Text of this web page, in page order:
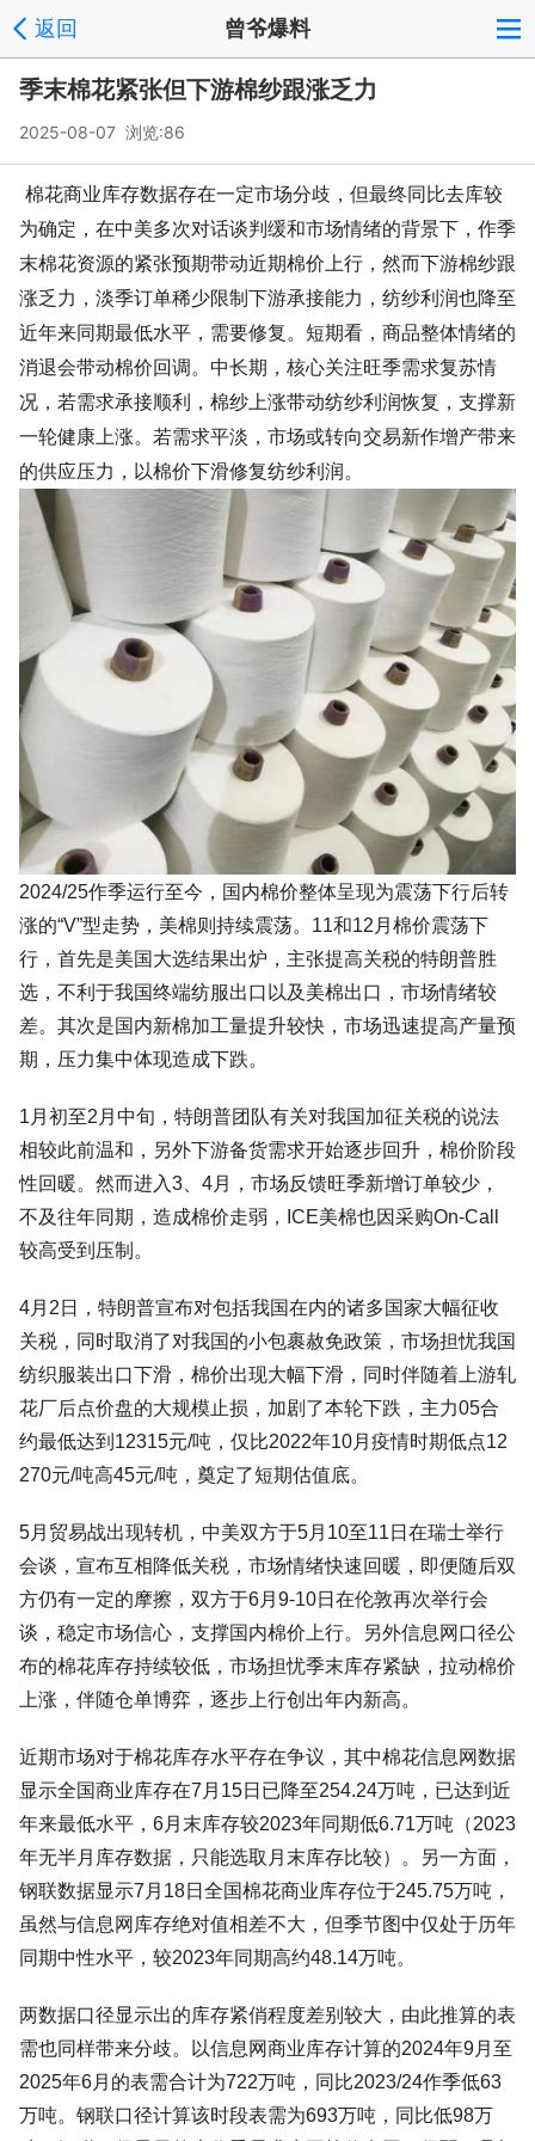
返回 曾爷爆料
季末棉花紧张但下游棉纱跟涨乏力
2025-08-07 浏览:86
棉花商业库存数据存在一定市场分歧，但最终同比去库较
为确定，在中美多次对话谈判缓和市场情绪的背景下，作季
末棉花资源的紧张预期带动近期棉价上行，然而下游棉纱跟
涨乏力，淡季订单稀少限制下游承接能力，纺纱利润也降至
近年来同期最低水平，需要修复。短期看，商品整体情绪的
消退会带动棉价回调。中长期，核心关注旺季需求复苏情
况，若需求承接顺利，棉纱上涨带动纺纱利润恢复，支撑新
一轮健康上涨。若需求平淡，市场或转向交易新作增产带来
的供应压力，以棉价下滑修复纺纱利润。
2024/25作季运行至今，国内棉价整体呈现为震荡下行后转
涨的“V”型走势，美棉则持续震荡。11和12月棉价震荡下
行，首先是美国大选结果出炉，主张提高关税的特朗普胜
选，不利于我国终端纺服出口以及美棉出口，市场情绪较
差。其次是国内新棉加工量提升较快，市场迅速提高产量预
期，压力集中体现造成下跌。
1月初至2月中旬，特朗普团队有关对我国加征关税的说法
相较此前温和，另外下游备货需求开始逐步回升，棉价阶段
性回暖。然而进入3、4月，市场反馈旺季新增订单较少，
不及往年同期，造成棉价走弱，ICE美棉也因采购On-Call
较高受到压制。
4月2日，特朗普宣布对包括我国在内的诸多国家大幅征收
关税，同时取消了对我国的小包裹赦免政策，市场担忧我国
纺织服装出口下滑，棉价出现大幅下滑，同时伴随着上游轧
花厂后点价盘的大规模止损，加剧了本轮下跌，主力05合
约最低达到12315元/吨，仅比2022年10月疫情时期低点12
270元/吨高45元/吨，奠定了短期估值底。
5月贸易战出现转机，中美双方于5月10至11日在瑞士举行
会谈，宣布互相降低关税，市场情绪快速回暖，即便随后双
方仍有一定的摩擦，双方于6月9-10日在伦敦再次举行会
谈，稳定市场信心，支撑国内棉价上行。另外信息网口径公
布的棉花库存持续较低，市场担忧季末库存紧缺，拉动棉价
上涨，伴随仓单博弈，逐步上行创出年内新高。
近期市场对于棉花库存水平存在争议，其中棉花信息网数据
显示全国商业库存在7月15日已降至254.24万吨，已达到近
年来最低水平，6月末库存较2023年同期低6.71万吨（2023
年无半月库存数据，只能选取月末库存比较）。另一方面，
钢联数据显示7月18日全国棉花商业库存位于245.75万吨，
虽然与信息网库存绝对值相差不大，但季节图中仅处于历年
同期中性水平，较2023年同期高约48.14万吨。
两数据口径显示出的库存紧俏程度差别较大，由此推算的表
需也同样带来分歧。以信息网商业库存计算的2024年9月至
2025年6月的表需合计为722万吨，同比2023/24作季低63
万吨。钢联口径计算该时段表需为693万吨，同比低98万